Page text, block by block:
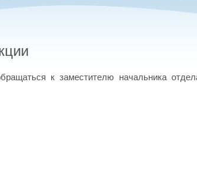
к заместителю начальника